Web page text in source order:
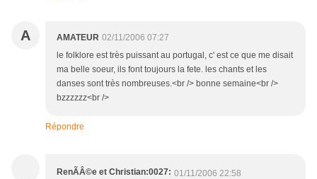
A AMATEUR 02/11/2006 07:27
le folklore est très puissant au portugal, c' est ce que me disait
ma belle soeur, ils font toujours la fete. les chants et les
danses sont très nombreuses.<br /> bonne semaine<br />
bzzzzzz<br />
Répondre
RenÃÂ©e et Christian:0027: 01/11/2006 22:58